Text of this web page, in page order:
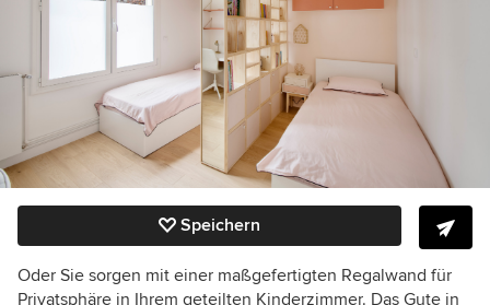
Speichern
Oder Sie sorgen mit einer maßgefertigten Regalwand für
Privatsphäre in Ihrem geteilten Kinderzimmer. Das Gute in